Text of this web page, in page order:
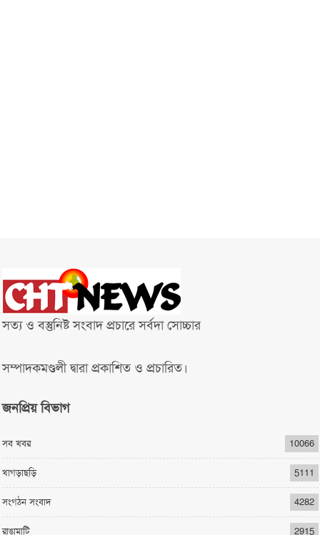
সত্য ও বস্তুনিষ্ট সংবাদ প্রচারে সর্বদা সোচ্চার
সম্পাদকমণ্ডলী দ্বারা প্রকাশিত ও প্রচারিত।
জনপ্রিয় বিভাগ
সব খবর 10066
খাগড়াছড়ি 5111
সংগঠন সংবাদ 4282
রাঙামাটি 2915